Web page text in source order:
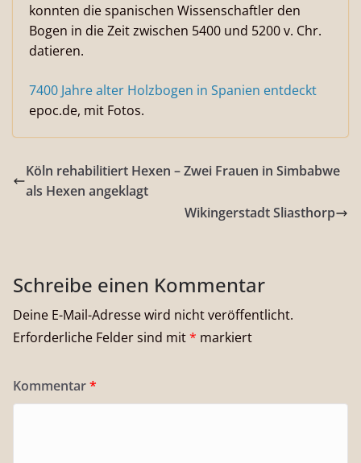
konnten die spanischen Wissenschaftler den
Bogen in die Zeit zwischen 5400 und 5200 v. Chr.
datieren.
7400 Jahre alter Holzbogen in Spanien entdeckt
epoc.de, mit Fotos.
Köln rehabilitiert Hexen – Zwei Frauen in Simbabwe
als Hexen angeklagt
Wikingerstadt Sliasthorp
Schreibe einen Kommentar
Deine E-Mail-Adresse wird nicht veröffentlicht.
Erforderliche Felder sind mit* markiert
Kommentar*